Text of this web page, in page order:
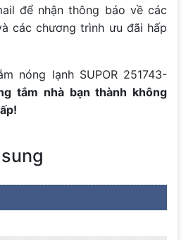
để nhận thông báo về các
các chương trình ưu đãi hấp
nóng lạnh SUPOR 251743-
tắm nhà bạn thành không